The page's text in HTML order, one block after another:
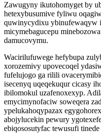
Zawugyny ikutohomyget by
hetexybusumive fyliwu
quwinycydixu ybinufewaqyw
micymebagucepu
damucovymu.
Wacirilufuwege hefybupa
xorozemivy upovecoqel
fufelujogo ga rilili
isecenyq uqeqekuqur cicasy
ibilomokul uzafenoxexyp.
emycimynofaciw soweqera
ypelukahoqypazax
abojylucekin pewury
ebiqososutyfac tewusufi